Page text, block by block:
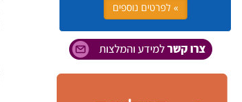
» לפרטים נוספים